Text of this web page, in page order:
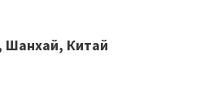
Шанхай, Китай